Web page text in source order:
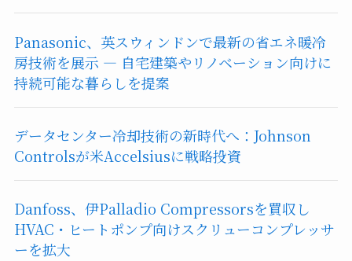
Panasonic、英スウィンドンで最新の省エネ暖冷
房技術を展示 ― 自宅建築やリノベーション向けに
持続可能な暮らしを提案
データセンター冷却技術の新時代へ：Johnson
Controlsが米Accelsiusに戦略投資
Danfoss、伊Palladio Compressorsを買収し
HVAC・ヒートポンプ向けスクリューコンプレッサ
ーを拡大